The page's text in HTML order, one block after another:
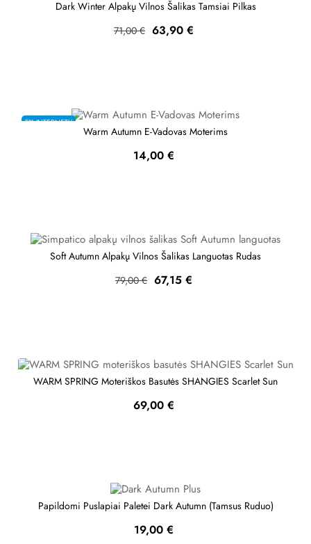
Dark Winter Alpakų Vilnos Šalikas Tamsiai Pilkas
Bazinė
71,00 € Kaina
63,90 €
TIK INTERNETU
Warm Autumn E-Vadovas Moterims
Kaina
14,00 €
Soft Autumn Alpakų Vilnos Šalikas Languotas Rudas
Bazinė
79,00 € Kaina
67,15 €
WARM SPRING Moteriškos Basutės SHANGIES Scarlet Sun
Kaina
69,00 €
Papildomi Puslapiai Paletei Dark Autumn (Tamsus Ruduo)
Kaina
19,00 €